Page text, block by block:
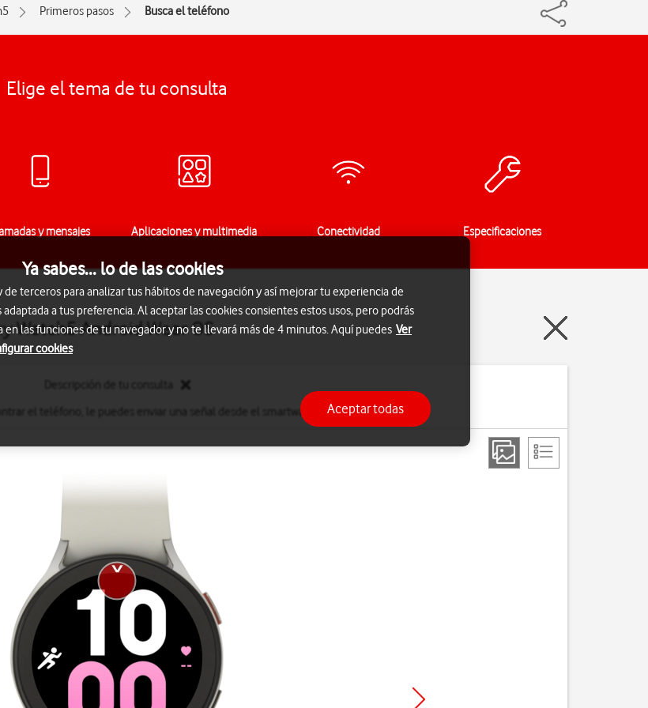
Primeros pasos Busca el teléfono
Elige el tema de tu consulta
y mensajes Aplicaciones y multimedia Conectividad Especificaciones
Watch5 Android Wear OS
el teléfono, le puedes enviar una señal desde el smartwatch.
Ya sabes... lo de las cookies
de terceros para analizar tus hábitos de navegación y así mejorar tu experiencia de
a tus preferencia. Al aceptar las cookies consientes estos usos, pero podrás
las funciones de tu navegador y no te llevará más de 4 minutos. Aquí puedes Ver
cookies
Aceptar todas